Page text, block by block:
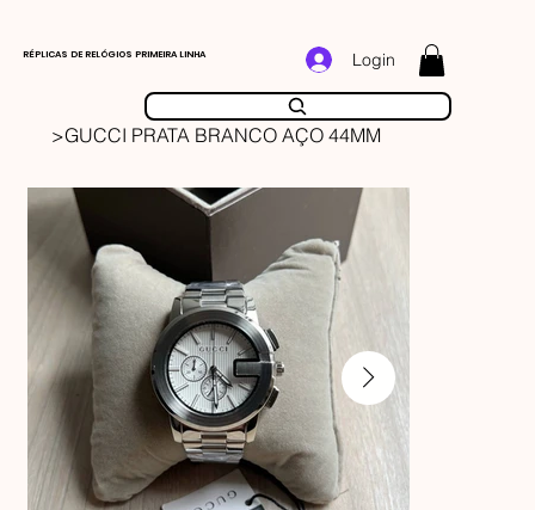
RÉPLICAS DE RELÓGIOS PRIMEIRA LINHA Login
>GUCCI PRATA BRANCO AÇO 44MM